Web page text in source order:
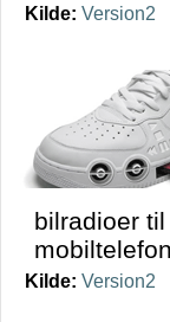
Kilde: Version2
bilradioer
Kilde: Version2